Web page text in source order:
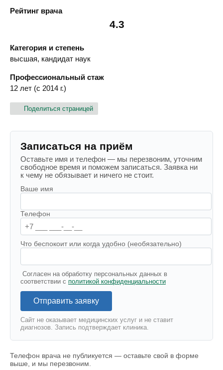
Рейтинг врача
4.3
Категория и степень
высшая, кандидат наук
Профессиональный стаж
12 лет (с 2014 г.)
Поделиться страницей
Записаться на приём
Оставьте имя и телефон — мы перезвоним, уточним
свободное время и поможем записаться. Заявка ни
к чему не обязывает и ничего не стоит.
Ваше имя
Телефон
Что беспокоит или когда удобно (необязательно)
Согласен на обработку персональных данных в
соответствии с политикой конфиденциальности
Отправить заявку
Сайт не оказывает медицинских услуг и не ставит
диагнозов. Запись подтверждает клиника.
Телефон врача не публикуется — оставьте свой в форме
выше, и мы перезвоним.